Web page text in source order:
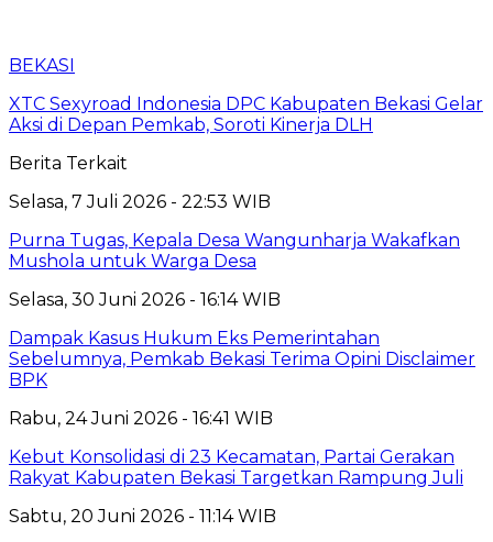
BEKASI
XTC Sexyroad Indonesia DPC Kabupaten Bekasi Gelar
Aksi di Depan Pemkab, Soroti Kinerja DLH
Berita Terkait
Selasa, 7 Juli 2026 - 22:53 WIB
Purna Tugas, Kepala Desa Wangunharja Wakafkan
Mushola untuk Warga Desa
Selasa, 30 Juni 2026 - 16:14 WIB
Dampak Kasus Hukum Eks Pemerintahan
Sebelumnya, Pemkab Bekasi Terima Opini Disclaimer
BPK
Rabu, 24 Juni 2026 - 16:41 WIB
Kebut Konsolidasi di 23 Kecamatan, Partai Gerakan
Rakyat Kabupaten Bekasi Targetkan Rampung Juli
Sabtu, 20 Juni 2026 - 11:14 WIB